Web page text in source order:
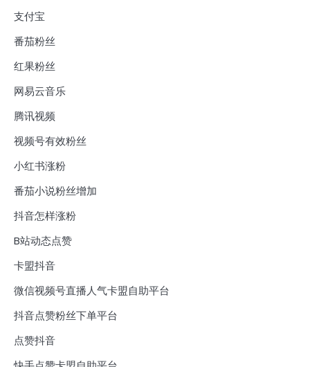
支付宝
番茄粉丝
红果粉丝
网易云音乐
腾讯视频
视频号有效粉丝
小红书涨粉
番茄小说粉丝增加
抖音怎样涨粉
B站动态点赞
卡盟抖音
微信视频号直播人气卡盟自助平台
抖音点赞粉丝下单平台
点赞抖音